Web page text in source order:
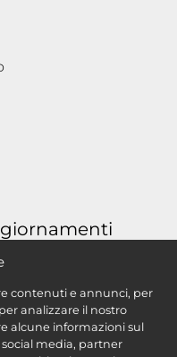
contenuti e annunci, per
analizzare il nostro
alcune informazioni sul
media, partner